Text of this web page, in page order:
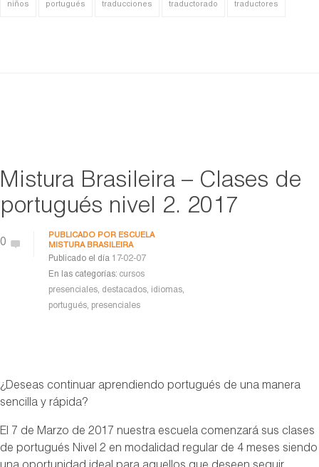
niños portugués traducciones traductorado traductores
Mistura Brasileira – Clases de
portugués nivel 2. 2017
0
PUBLICADO POR ESCUELA
MISTURA BRASILEIRA
Publicado el día 17-02-07
En las categorías: cursos
presenciales, destacados, idiomas,
portugués, presenciales
¿Deseas continuar aprendiendo portugués de una manera
sencilla y rápida?
El 7 de Marzo de 2017 nuestra escuela comenzará sus clases
de portugués Nivel 2 en modalidad regular de 4 meses siendo